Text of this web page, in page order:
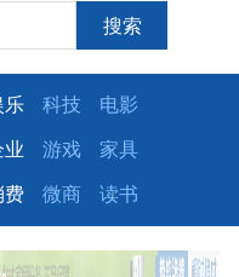
搜索
乐 科技 电影
业 游戏 家具
费 微商 读书